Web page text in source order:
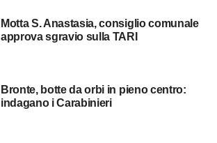
Motta S. Anastasia, consiglio comunale
approva sgravio sulla TARI
Bronte, botte da orbi in pieno centro:
indagano i Carabinieri